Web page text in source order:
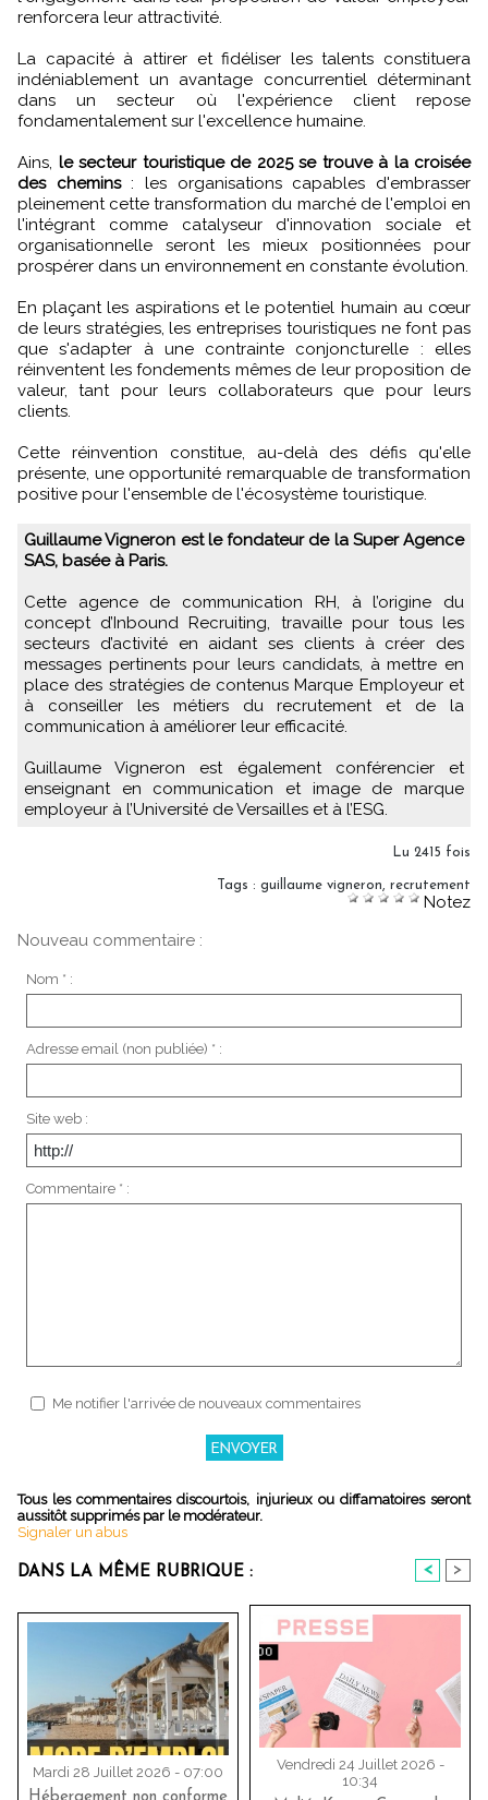
renforcera leur attractivité.
La capacité à attirer et fidéliser les talents constituera
indéniablement un avantage concurrentiel déterminant
dans un secteur où l'expérience client repose
fondamentalement sur l'excellence humaine.
Ains, le secteur touristique de 2025 se trouve à la croisée
des chemins: les organisations capables d'embrasser
pleinement cette transformation du marché de l'emploi en
l'intégrant comme catalyseur d'innovation sociale et
organisationnelle seront les mieux positionnées pour
prospérer dans un environnement en constante évolution.
En plaçant les aspirations et le potentiel humain au cœur
de leurs stratégies, les entreprises touristiques ne font pas
que s'adapter à une contrainte conjoncturelle : elles
réinventent les fondements mêmes de leur proposition de
valeur, tant pour leurs collaborateurs que pour leurs
clients.
Cette réinvention constitue, au-delà des défis qu'elle
présente, une opportunité remarquable de transformation
positive pour l'ensemble de l'écosystème touristique.
Guillaume Vigneron est le fondateur de la Super Agence
SAS, basée à Paris.
Cette agence de communication RH, à l’origine du
concept d’Inbound Recruiting, travaille pour tous les
secteurs d’activité en aidant ses clients à créer des
messages pertinents pour leurs candidats, à mettre en
place des stratégies de contenus Marque Employeur et
à conseiller les métiers du recrutement et de la
communication à améliorer leur efficacité.
Guillaume Vigneron est également conférencier et
enseignant en communication et image de marque
employeur à l’Université de Versailles et à l’ESG.
Lu 2415 fois
Tags : guillaume vigneron, recrutement
Notez
Nouveau commentaire :
Nom * :
Adresse email (non publiée) * :
Site web :
Commentaire * :
Me notifier l'arrivée de nouveaux commentaires
Tous les commentaires discourtois, injurieux ou diffamatoires seront
aussitôt supprimés par le modérateur.
Signaler un abus
DANS LA MÊME RUBRIQUE : < >
Mardi 28 Juillet 2026 - 07:00
Vendredi 24 Juillet 2026 -
10:34